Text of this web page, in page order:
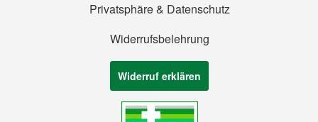
Privatsphäre & Datenschutz
Widerrufsbelehrung
Widerruf erklären